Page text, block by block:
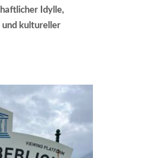
Idylle,
und kultureller